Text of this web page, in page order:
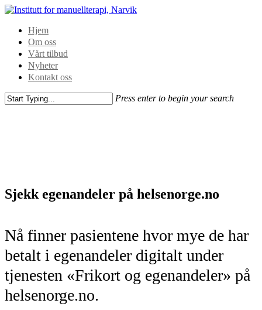
Hjem
Om oss
Vårt tilbud
Nyheter
Kontakt oss
Press enter to begin your search
Sjekk egenandeler på helsenorge.no
Nå finner pasientene hvor mye de har
betalt i egenandeler digitalt under
tjenesten «Frikort og egenandeler» på
helsenorge.no.